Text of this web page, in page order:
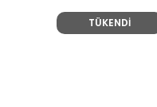
TÜKENDİ